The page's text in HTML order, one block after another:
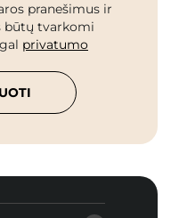
pranešimus ir
būtų tvarkomi
privatumo